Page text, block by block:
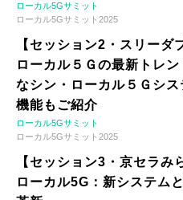
ローカル5Gサミット
ローカル5Gサミット2025
【セッション2・スリーダ
ローカル５Ｇの最新トレ
なシン・ローカル５Ｇシ
機能もご紹介
ローカル5Gサミット
ローカル5Gサミット2025
【セッション3・京セラ
ローカル5G：新システム